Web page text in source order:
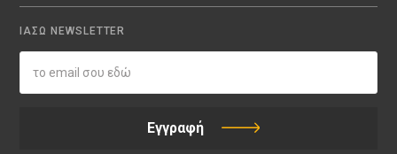
ΙΑΣΩ NEWSLETTER
Εγγραφή